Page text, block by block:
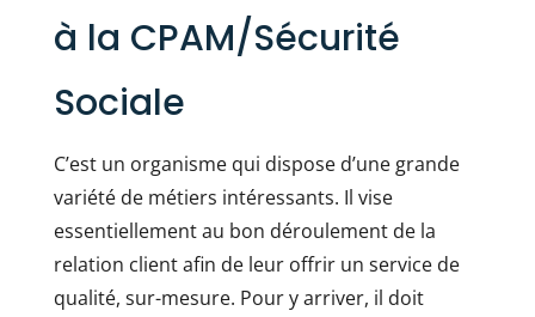
à la CPAM/Sécurité
Sociale
C’est un organisme qui dispose d’une grande
variété de métiers intéressants. Il vise
essentiellement au bon déroulement de la
relation client afin de leur offrir un service de
qualité, sur-mesure. Pour y arriver, il doit